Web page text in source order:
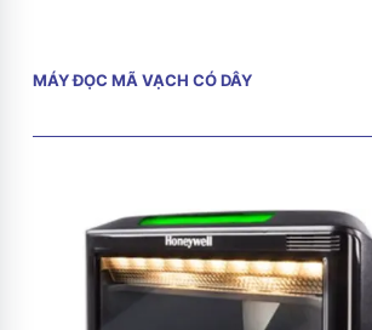
MÁY ĐỌC MÃ VẠCH CÓ DÂY